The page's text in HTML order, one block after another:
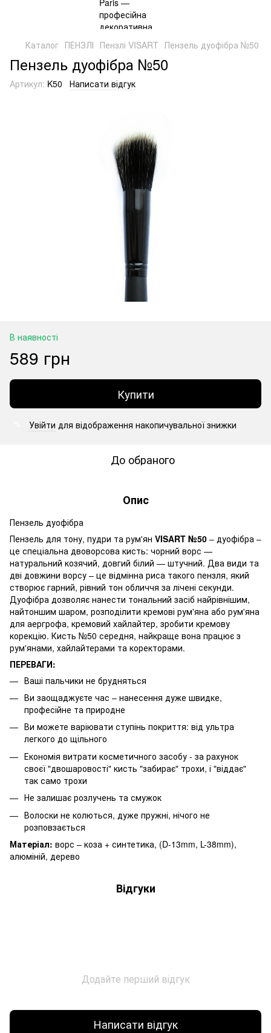
Каталог ПЕНЗЛІ Пензлі VISART Пензель дуофібра №50
Пензель дуофібра №50
Артикул: K50 Написати відгук
В наявності
589 грн
Купити
Увійти для відображення накопичувальної знижки
До обраного
Опис
Пензель дуофібра
Пензель для тону, пудри та рум'ян VISART №50 – дуофібра –
це спеціальна двоворсова кисть: чорний ворс —
натуральний козячий, довгий білий — штучний. Два види та
дві довжини ворсу – це відмінна риса такого пензля, який
створює гарний, рівний тон обличчя за лічені секунди.
Дуофібра дозволяє нанести тональний засіб найрівнішим,
найтоншим шаром, розподілити кремові рум'яна або рум'яна
для аергрофа, кремовий хайлайтер, зробити кремову
корекцію. Кисть №50 середня, найкраще вона працює з
рум'янами, хайлайтерами та коректорами.
ПЕРЕВАГИ:
Ваші пальчики не брудняться
Ви заощаджуєте час – нанесення дуже швидке,
професійне та природне
Ви можете варіювати ступінь покриття: від ультра
легкого до щільного
Економія витрати косметичного засобу - за рахунок
своєї "двошаровості" кисть "забирає" трохи, і "віддає"
так само трохи
Не залишає розлучень та смужок
Волоски не колються, дуже пружні, нічого не
розповзається
Матеріал: ворс – коза + синтетика, (D-13mm, L-38mm),
алюміній, дерево
Відгуки
Додайте перший відгук
Написати відгук